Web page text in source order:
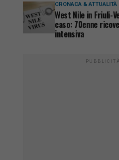
CRONACA & ATTUALITÀ
West Nile in Friuli-
caso: 70enne
intensiva
PUBBLICITÀ